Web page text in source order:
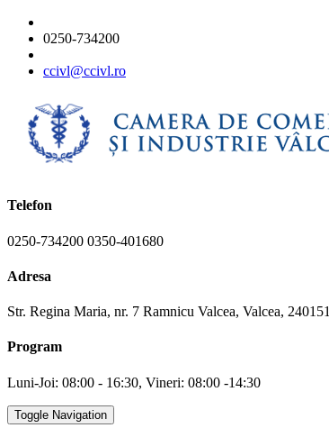
0250-734200
ccivl@ccivl.ro
Telefon
0250-734200 0350-401680
Adresa
Str. Regina Maria, nr. 7 Ramnicu Valcea, Valcea, 240151
Program
Luni-Joi: 08:00 - 16:30, Vineri: 08:00 -14:30
Toggle Navigation